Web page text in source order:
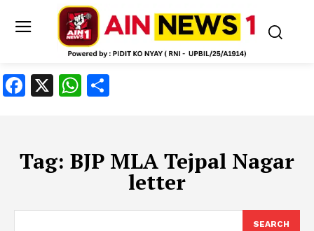
Facebook
X WhatsApp
Tag: BJP MLA Tejpal Nagar
letter
SEARCH